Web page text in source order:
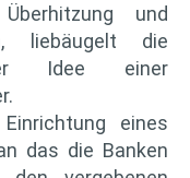
und
liebäugelt die
Idee einer
eines
das die Banken